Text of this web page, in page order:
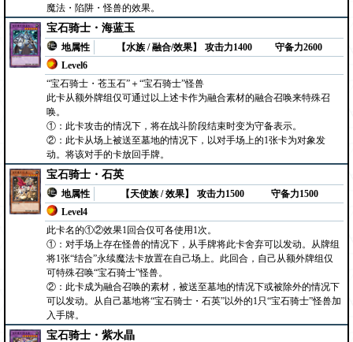
魔法・陷阱・怪兽的效果。
宝石骑士・海蓝玉
地属性
【水族 / 融合/效果】
Level6
攻击力1400 守备力2600
“宝石骑士・苍玉石”＋“宝石骑士”怪兽
此卡从额外牌组仅可通过以上述卡作为融合素材的融合召唤来特殊召
唤。
①：此卡攻击的情况下，将在战斗阶段结束时变为守备表示。
②：此卡从场上被送至墓地的情况下，以对手场上的1张卡为对象发
动。将该对手的卡放回手牌。
宝石骑士・石英
地属性
【天使族 / 效果】
Level4
攻击力1500 守备力1500
此卡名的①②效果1回合仅可各使用1次。
①：对手场上存在怪兽的情况下，从手牌将此卡舍弃可以发动。从牌组
将1张“结合”永续魔法卡放置在自己场上。此回合，自己从额外牌组仅
可特殊召唤“宝石骑士”怪兽。
②：此卡成为融合召唤的素材，被送至墓地的情况下或被除外的情况下
可以发动。从自己墓地将“宝石骑士・石英”以外的1只“宝石骑士”怪兽加
入手牌。
宝石骑士・紫水晶